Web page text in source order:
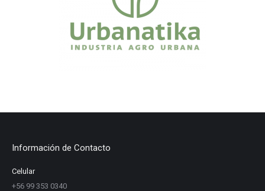
Información de Contacto
Celular
+56 99 353 0340